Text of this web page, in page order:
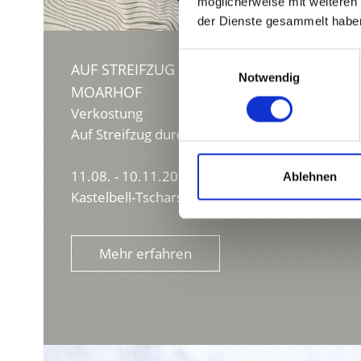
der Dienste gesammelt
Notwendig
Ablehnen
AUF STREIFZUG DURCH DIE APFELWIESEN-
MOARHOF
Verkostung
Auf Streifzug durch die Apfelwiesen am
11.08. - 10.11.2026
Kastelbell-Tschars
Mehr erfahren